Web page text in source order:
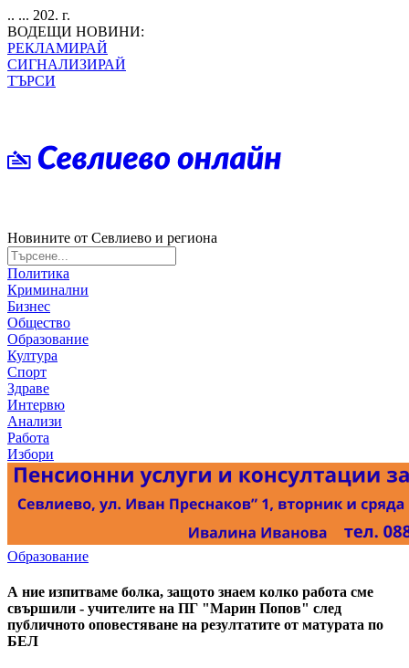
.. ... 202. г.
ВОДЕЩИ НОВИНИ:
РЕКЛАМИРАЙ
СИГНАЛИЗИРАЙ
ТЪРСИ
Новините от Севлиево и региона
Политика
Криминални
Бизнес
Общество
Образование
Култура
Спорт
Здраве
Интервю
Анализи
Работа
Избори
Образование
А ние изпитваме болка, защото знаем колко работа сме
свършили - учителите на ПГ "Марин Попов" след
публичното оповестяване на резултатите от матурата по
БЕЛ